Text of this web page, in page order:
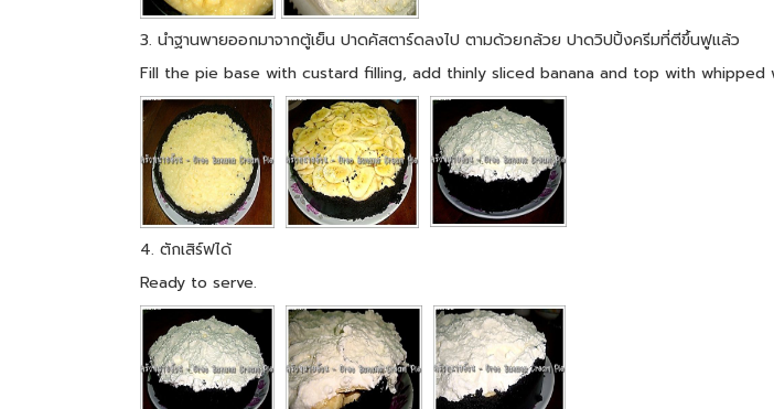
3. นำฐานพายออกมาจากตู้เย็น ปาดคัสตาร์ดลงไป ตามด้วยกล้วย ปาดวิปปิ้งครีมที่ตีขึ้นฟูแล้ว
Fill the pie base with custard filling, add thinly sliced banana and top with whipped
4. ตักเสิร์ฟได้
Ready to serve.